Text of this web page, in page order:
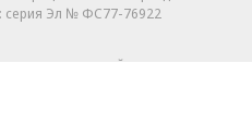
серия Эл № ФС77-76922
компаний, материалы